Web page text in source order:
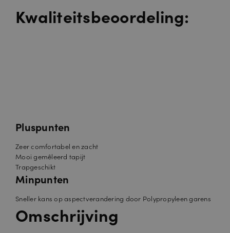
Kwaliteitsbeoordeling:
Pluspunten
Zeer comfortabel en zacht
Mooi gemêleerd tapijt
Trapgeschikt
Minpunten
Sneller kans op aspectverandering door Polypropyleen garens
Omschrijving